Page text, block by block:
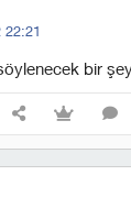
22:21
bir